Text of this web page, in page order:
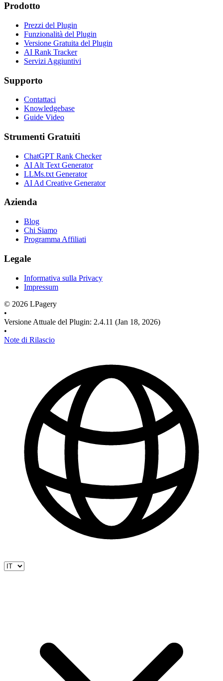
Prodotto
Prezzi del Plugin
Funzionalità del Plugin
Versione Gratuita del Plugin
AI Rank Tracker
Servizi Aggiuntivi
Supporto
Contattaci
Knowledgebase
Guide Video
Strumenti Gratuiti
ChatGPT Rank Checker
AI Alt Text Generator
LLMs.txt Generator
AI Ad Creative Generator
Azienda
Blog
Chi Siamo
Programma Affiliati
Legale
Informativa sulla Privacy
Impressum
© 2026 LPagery
•
Versione Attuale del Plugin: 2.4.11 (Jan 18, 2026)
•
Note di Rilascio